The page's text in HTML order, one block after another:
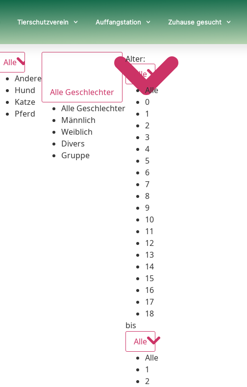
Tierschutzverein Auffangstation Zuhause gesucht
Alle
Andere
Hund
Katze
Pferd
Alle Geschlechter
Alle Geschlechter
Männlich
Weiblich
Divers
Gruppe
Alter:
Alle
Alle
0
1
2
3
4
5
6
7
8
9
10
11
12
13
14
15
16
17
18
bis
Alle
Alle
1
2